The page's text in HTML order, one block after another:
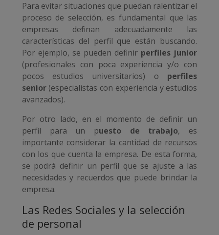
Para evitar situaciones que puedan ralentizar el
proceso de selección, es fundamental que las
empresas definan adecuadamente las
características del perfil que están buscando.
Por ejemplo, se pueden definir perfiles junior
(profesionales con poca experiencia y/o con
pocos estudios universitarios) o perfiles
senior (especialistas con experiencia y estudios
avanzados).
Por otro lado, en el momento de definir un
perfil para un puesto de trabajo, es
importante considerar la cantidad de recursos
con los que cuenta la empresa. De esta forma,
se podrá definir un perfil que se ajuste a las
necesidades y recuerdos que puede brindar la
empresa.
Las Redes Sociales y la selección
de personal